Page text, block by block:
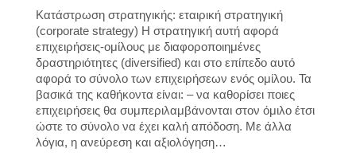
Κατάστρωση στρατηγικής: εταιρική στρατηγική
(corporate strategy) H στρατηγική αυτή αφορά
επιχειρήσεις-ομίλους με διαφοροποιημένες
δραστηριότητες (diversified) και στο επίπεδο αυτό
αφορά το σύνολο των επιχειρήσεων ενός ομίλου. Τα
βασικά της καθήκοντα είναι: – να καθορίσει ποιες
επιχειρήσεις θα συμπεριλαμβάνονται στον όμιλο έτσι
ώστε το σύνολο να έχει καλή απόδοση. Με άλλα
λόγια, η ανεύρεση και αξιολόγηση…